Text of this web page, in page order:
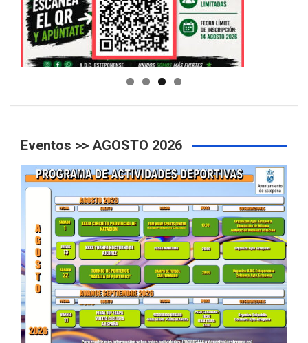
GUIA DE INSTALACIONES DEPORTIVAS
Eventos >> AGOSTO 2026